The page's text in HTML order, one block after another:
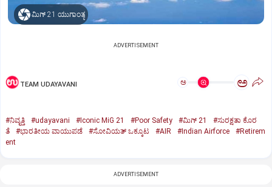
ಮಿಗ್‌ 21 ಯುಗಾಂತ್ಯ
ADVERTISEMENT
TEAM UDAYAVANI ಅ ಅ
#ನಿವೃತ್ತಿ #udayavani #Iconic MiG 21 #Poor Safety #ಮಿಗ್‌ 21
#ಸುರಕ್ಷತಾ ಕೊರ
ತೆ
#ಭಾರತೀಯ ವಾಯುಪಡೆ #ಸೋವಿಯತ್‌ ಒಕ್ಕೂಟ #AIR #Indian Airforce
#Retirem
ent
ADVERTISEMENT